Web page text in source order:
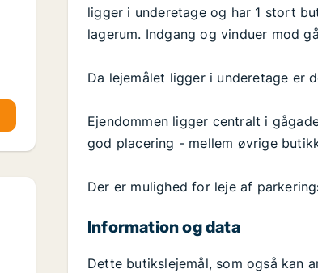
ligger i underetage og har 1 stort
lagerum. Indgang og vinduer mod
Da lejemålet ligger i underetage er
Ejendommen ligger centralt i
god placering - mellem øvrige
Der er mulighed for leje af
Information og data
Dette butikslejemål, som også kan